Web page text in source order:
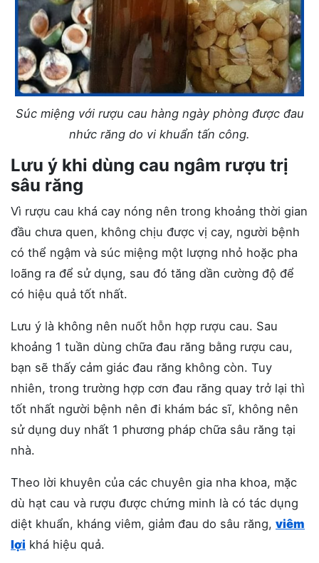
Súc miệng với rượu cau hàng ngày phòng được đau
nhức răng do vi khuẩn tấn công.
Lưu ý khi dùng cau ngâm rượu trị
sâu răng
Vì rượu cau khá cay nóng nên trong khoảng thời gian
đầu chưa quen, không chịu được vị cay, người bệnh
có thể ngậm và súc miệng một lượng nhỏ hoặc pha
loãng ra để sử dụng, sau đó tăng dần cường độ để
có hiệu quả tốt nhất.
Lưu ý là không nên nuốt hỗn hợp rượu cau. Sau
khoảng 1 tuần dùng chữa đau răng bằng rượu cau,
bạn sẽ thấy cảm giác đau răng không còn. Tuy
nhiên, trong trường hợp cơn đau răng quay trở lại thì
tốt nhất người bệnh nên đi khám bác sĩ, không nên
sử dụng duy nhất 1 phương pháp chữa sâu răng tại
nhà.
Theo lời khuyên của các chuyên gia nha khoa, mặc
dù hạt cau và rượu được chứng minh là có tác dụng
diệt khuẩn, kháng viêm, giảm đau do sâu răng, viêm
lợi khá hiệu quả.